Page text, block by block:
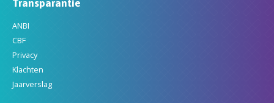
Transparantie
ANBI
CBF
Privacy
Klachten
Jaarverslag